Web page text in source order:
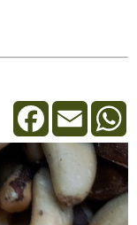
FacebookEmail